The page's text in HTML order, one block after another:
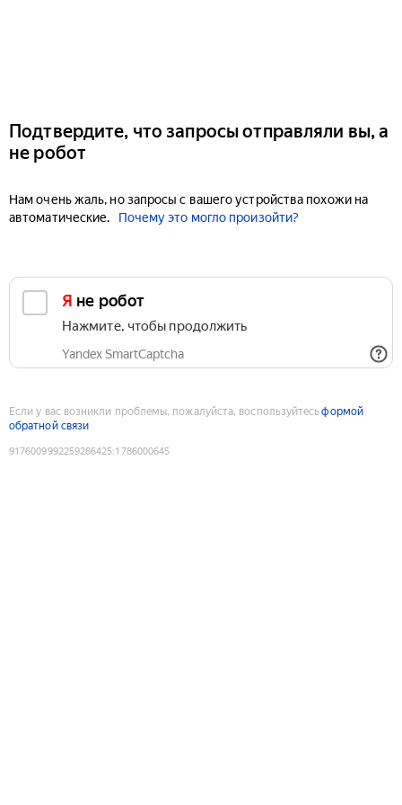
Подтвердите, что запросы отправляли вы, а
не робот
Нам очень жаль, но запросы с вашего устройства похожи на
автоматические.
Почему это могло произойти?
Я не робот
Нажмите, чтобы продолжить
Yandex SmartCaptcha
Если у вас возникли проблемы, пожалуйста, воспользуйтесьформой
обратной связи
9176009992259286425:1786000645